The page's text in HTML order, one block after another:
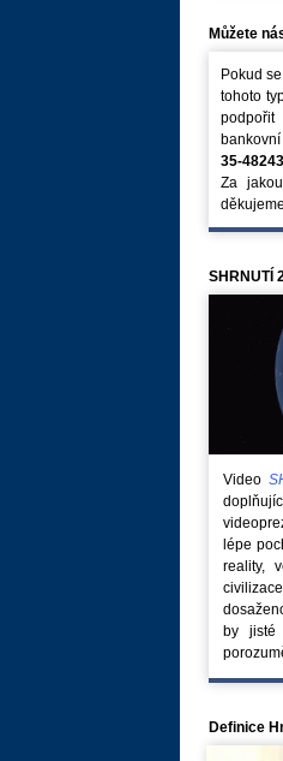
Můžete
Pokud
tohoto
podpořit
bankovní
35-
Za
děkujeme.
SHRNUTÍ
Video
lépe
reality,
by jisté
Definice